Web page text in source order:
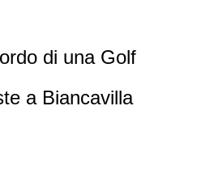
di una Golf
a Biancavilla